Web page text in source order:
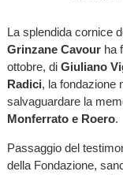
La splendida cornice
Grinzane Cavourha
ottobre, di Giuliano
Radici, la fondazione
salvaguardare la
Monferrato e Roero.
Passaggio del
della Fondazione,